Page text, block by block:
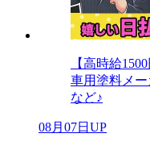
【高時給
車用塗料メ
など♪
08月07日UP